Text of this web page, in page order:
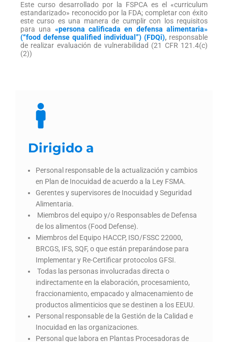
Este curso desarrollado por la FSPCA es el «curriculum
estandarizado» reconocido por la FDA; completar con éxito
este curso es una manera de cumplir con los requisitos
para una «persona calificada en defensa alimentaria»
(“food defense qualified individual”) (FDQi), responsable
de realizar evaluación de vulnerabilidad (21 CFR 121.4(c)
(2))
Dirigido a
Personal responsable de la actualización y cambios
en Plan de Inocuidad de acuerdo a la Ley FSMA.
Gerentes y supervisores de Inocuidad y Seguridad
Alimentaria.
Miembros del equipo y/o Responsables de Defensa
de los alimentos (Food Defense).
Miembros del Equipo HACCP, ISO/FSSC 22000,
BRCGS, IFS, SQF, o que están preparándose para
Implementar y Re-Certificar protocolos GFSI.
Todas las personas involucradas directa o
indirectamente en la elaboración, procesamiento,
fraccionamiento, empacado y almacenamiento de
productos alimenticios que se destinen a los EEUU.
Personal responsable de la Gestión de la Calidad e
Inocuidad en las organizaciones.
Personal que labora en Plantas Procesadoras de